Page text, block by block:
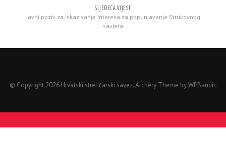
SLJEDEĆA VIJEST
Javni poziv za iskazivanje interesa za popunjavanje Strukovnog
savjeta
© Copyright 2026 Hrvatski streličarski savez.Archery Theme byWPBandit.